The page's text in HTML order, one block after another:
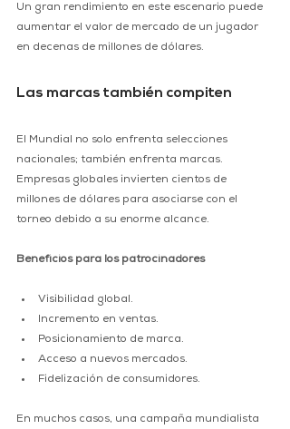
Un gran rendimiento en este escenario puede
aumentar el valor de mercado de un jugador
en decenas de millones de dólares.
Las marcas también compiten
El Mundial no solo enfrenta selecciones
nacionales; también enfrenta marcas.
Empresas globales invierten cientos de
millones de dólares para asociarse con el
torneo debido a su enorme alcance.
Beneficios para los patrocinadores
Visibilidad global.
Incremento en ventas.
Posicionamiento de marca.
Acceso a nuevos mercados.
Fidelización de consumidores.
En muchos casos, una campaña mundialista